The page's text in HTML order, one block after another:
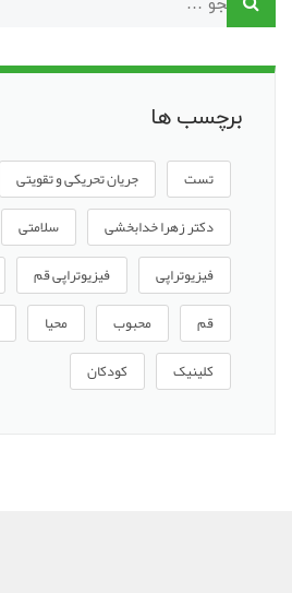
برچسب ها
تست
جریان تحریکی و تقویتی
دکتر زهرا خدابخشی
سلامتی
فیزیوتراپی
فیزیوتراپی قم
قم
محبوب محیا
کلینیک
کودکان